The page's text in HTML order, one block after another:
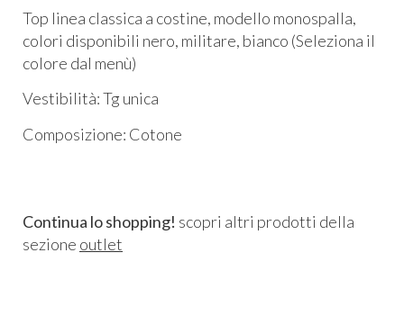
Top linea classica a costine, modello monospalla,
colori disponibili nero, militare, bianco (Seleziona il
colore dal menù)
Vestibilità: Tg unica
Composizione: Cotone
Continua lo shopping! scopri altri prodotti della
sezione outlet